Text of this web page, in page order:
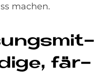
machen.
fär­